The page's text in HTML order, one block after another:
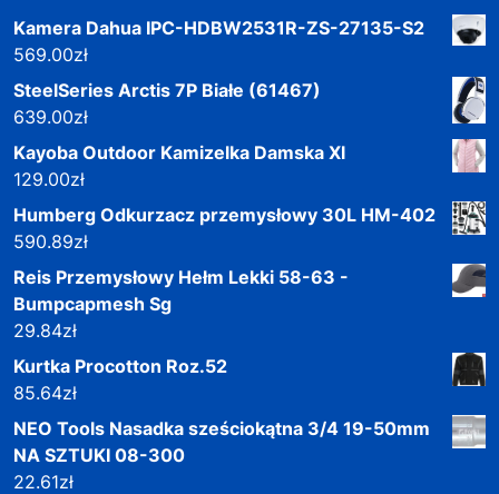
Kamera Dahua IPC-HDBW2531R-ZS-27135-S2
569.00zł
SteelSeries Arctis 7P Białe (61467)
639.00zł
Kayoba Outdoor Kamizelka Damska Xl
129.00zł
Humberg Odkurzacz przemysłowy 30L HM-402
590.89zł
Reis Przemysłowy Hełm Lekki 58-63 -
Bumpcapmesh Sg
29.84zł
Kurtka Procotton Roz.52
85.64zł
NEO Tools Nasadka sześciokątna 3/4 19-50mm
NA SZTUKI 08-300
22.61zł